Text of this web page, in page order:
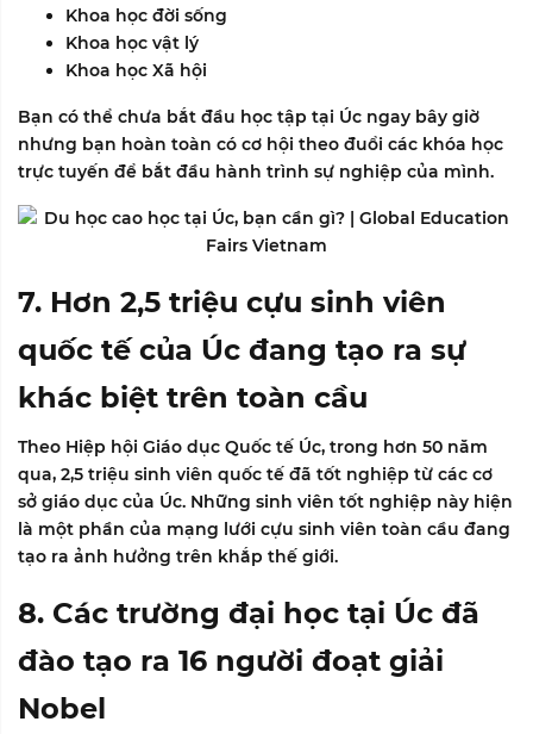
Khoa học đời sống
Khoa học vật lý
Khoa học Xã hội
Bạn có thể chưa bắt đầu học tập tại Úc ngay bây giờ
nhưng bạn hoàn toàn có cơ hội theo đuổi các khóa học
trực tuyến để bắt đầu hành trình sự nghiệp của mình.
7. Hơn 2,5 triệu cựu sinh viên
quốc tế của Úc đang tạo ra sự
khác biệt trên toàn cầu
Theo Hiệp hội Giáo dục Quốc tế Úc, trong hơn 50 năm
qua, 2,5 triệu sinh viên quốc tế đã tốt nghiệp từ các cơ
sở giáo dục của Úc. Những sinh viên tốt nghiệp này hiện
là một phần của mạng lưới cựu sinh viên toàn cầu đang
tạo ra ảnh hưởng trên khắp thế giới.
8. Các trường đại học tại Úc đã
đào tạo ra 16 người đoạt giải
Nobel